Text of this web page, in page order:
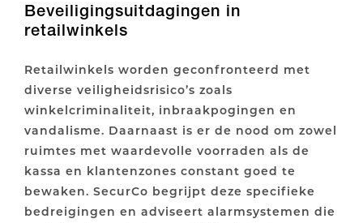
Beveiligingsuitdagingen in
retailwinkels
Retailwinkels worden geconfronteerd met
diverse veiligheidsrisico’s zoals
winkelcriminaliteit, inbraakpogingen en
vandalisme. Daarnaast is er de nood om zowel
ruimtes met waardevolle voorraden als de
kassa en klantenzones constant goed te
bewaken. SecurCo begrijpt deze specifieke
bedreigingen en adviseert alarmsystemen die